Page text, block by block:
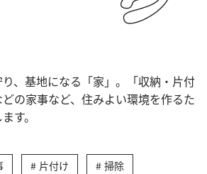
、基地になる「家」。「収納・片付
の家事など、住みよい環境を作るた
す。
片付け 掃除